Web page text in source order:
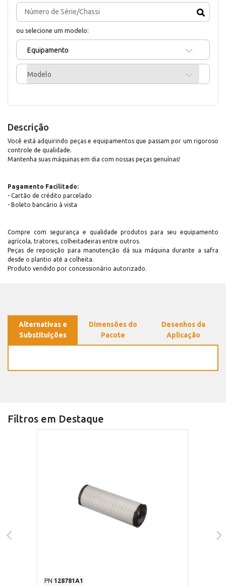
ou selecione um modelo:
Equipamento
Modelo
Descrição
Você está adquirindo peças e equipamentos que passam por um rigoroso
controle de qualidade.
Mantenha suas máquinas em dia com nossas peças genuínas!
Pagamento Facilitado:
- Cartão de crédito parcelado
- Boleto bancário à vista
Compre com segurança e qualidade produtos para seu equipamento
agrícola, tratores, colheitadeiras entre outros.
Peças de reposição para manutenção dá sua máquina durante a safra
desde o plantio até a colheita.
Produto vendido por concessionário autorizado.
Alternativas e
Substituições
Dimensões do
Pacote
Desenhos da
Aplicação
Filtros em Destaque
PN 128781A1